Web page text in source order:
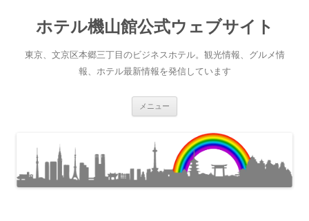
ホテル機山館公式ウェブサイト
東京、文京区本郷三丁目のビジネスホテル。観光情報、グルメ情
報、ホテル最新情報を発信しています
メニュー
へ
ス
キ
プ